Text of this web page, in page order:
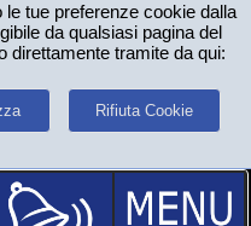
tue preferenze cookie dalla
da qualsiasi pagina del
direttamente tramite da qui:
Rifiuta Cookie